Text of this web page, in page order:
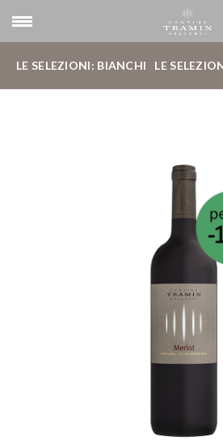
LE SELEZIONI: BIANCHI LE